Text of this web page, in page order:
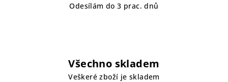
Odesílám do 3 prac. dnů
Všechno skladem
Veškeré zboží je skladem